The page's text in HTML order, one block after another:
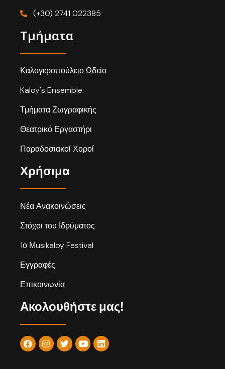
(+30) 2741 022385
Τμήματα
Καλογεροπούλειο Ωδείο
Kaloy's Ensemble
Τμήματα Ζωγραφικής
Θεατρικό Εργαστήρι
Παραδοσιακοί Χοροί
Χρήσιμα
Νέα Ανακοινώσεις
Στόχοι του Ιδρύματος
1ο Μusikaloy Festival
Εγγραφές
Επικοινωνία
Ακολουθήστε μας!